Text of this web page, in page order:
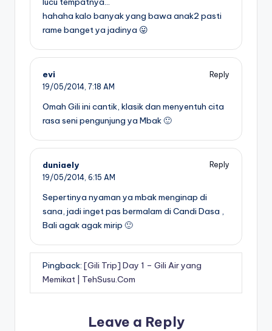
hahaha kalo banyak yang bawa anak2 pasti
rame banget ya jadinya 😛
evi
Reply
19/05/2014, 7:18 AM
Omah Gili ini cantik, klasik dan menyentuh cita
rasa seni pengunjung ya Mbak 🙂
duniaely
Reply
19/05/2014, 6:15 AM
Sepertinya nyaman ya mbak menginap di
sana, jadi inget pas bermalam di Candi Dasa ,
Bali agak agak mirip 🙂
Pingback: [Gili Trip] Day 1 – Gili Air yang
Memikat | TehSusu.Com
Leave a Reply